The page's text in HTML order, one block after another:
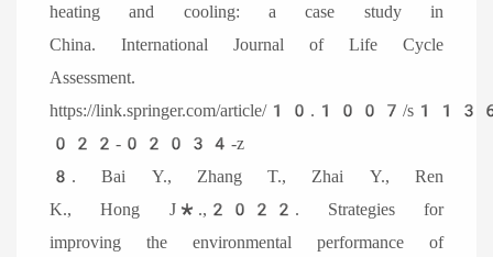
heating and cooling: a case study in
China. International Journal of Life Cycle
Assessment.
https://link.springer.com/article/10.1007/
022-02034-z
8. Bai Y., Zhang T., Zhai Y., Ren
K., Hong J*.,2022. Strategies for
improving the environmental performance of